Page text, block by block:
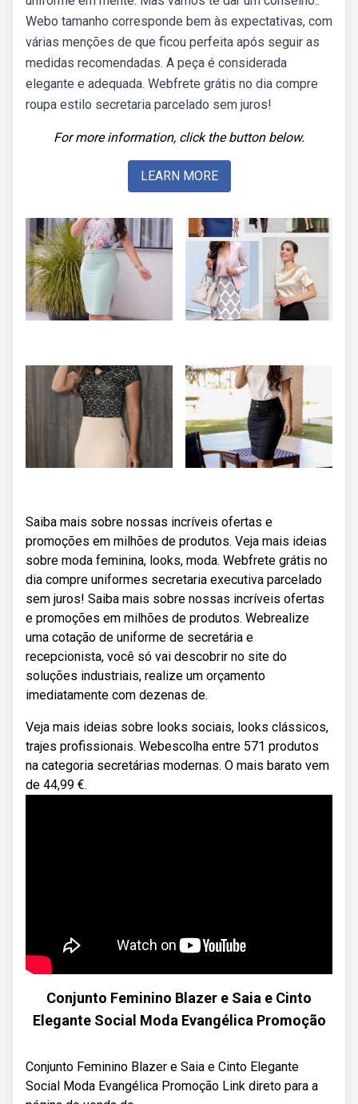
Webo tamanho corresponde bem às expectativas, com
várias menções de que ficou perfeita após seguir as
medidas recomendadas. A peça é considerada
elegante e adequada. Webfrete grátis no dia compre
roupa estilo secretaria parcelado sem juros!
For more information, click the button below.
LEARN MORE
Saiba mais sobre nossas incríveis ofertas e
promoções em milhões de produtos. Veja mais ideias
sobre moda feminina, looks, moda. Webfrete grátis no
dia compre uniformes secretaria executiva parcelado
sem juros! Saiba mais sobre nossas incríveis ofertas
e promoções em milhões de produtos. Webrealize
uma cotação de uniforme de secretária e
recepcionista, você só vai descobrir no site do
soluções industriais, realize um orçamento
imediatamente com dezenas de.
Veja mais ideias sobre looks sociais, looks clássicos,
trajes profissionais. Webescolha entre 571 produtos
na categoria secretárias modernas. O mais barato vem
de 44,99 €.
Conjunto Feminino Blazer e Saia e Cinto
Elegante Social Moda Evangélica Promoção
Conjunto Feminino Blazer e Saia e Cinto Elegante
Social Moda Evangélica Promoção Link direto para a